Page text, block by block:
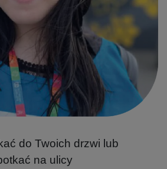
do Twoich drzwi lub
na ulicy